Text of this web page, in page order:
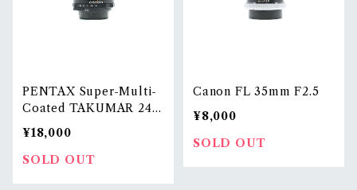
PENTAX Super-Multi-
Coated TAKUMAR 24m
m F3.5
¥18,000
SOLD OUT
Canon FL 35mm F2.5
¥8,000
SOLD OUT